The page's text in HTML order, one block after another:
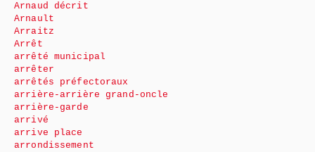
Arnaud décrit
Arnault
Arraitz
Arrêt
arrêté municipal
arrêter
arrêtés préfectoraux
arrière-arrière grand-oncle
arrière-garde
arrivé
arrive place
arrondissement